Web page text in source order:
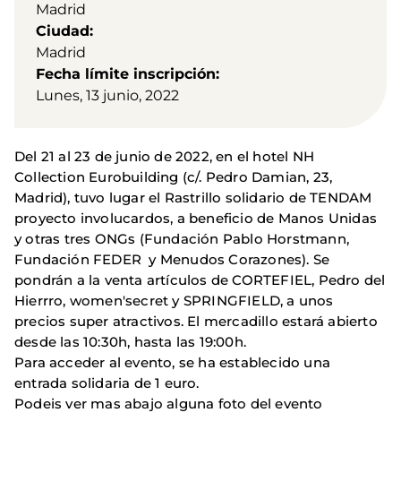
Madrid
Ciudad
Madrid
Fecha límite inscripción
Lunes, 13 junio, 2022
Del 21 al 23 de junio de 2022, en el hotel NH
Collection Eurobuilding (c/. Pedro Damian, 23,
Madrid), tuvo lugar el Rastrillo solidario de TENDAM
proyecto involucardos, a beneficio de Manos Unidas
y otras tres ONGs (Fundación Pablo Horstmann,
Fundación FEDER y Menudos Corazones). Se
pondrán a la venta artículos de CORTEFIEL, Pedro del
Hierrro, women'secret y SPRINGFIELD, a unos
precios super atractivos. El mercadillo estará abierto
desde las 10:30h, hasta las 19:00h.
Para acceder al evento, se ha establecido una
entrada solidaria de 1 euro.
Podeis ver mas abajo alguna foto del evento